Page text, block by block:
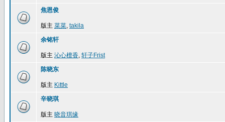
焦恩俊
版主 菜菜, takila
余铭轩
版主 沁心檀香, 轩子Frist
陈晓东
版主 Kittle
辛晓琪
版主 晓音琪缘